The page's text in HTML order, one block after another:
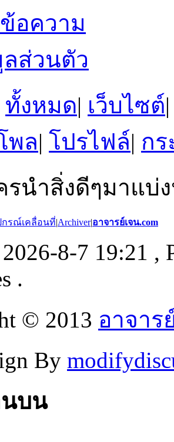
อความ
ส่วนตัว
ทั้งหมด| เว็บไซต์|
พล| โปรไฟล์| กร
รนำสิ่งดีๆมาแบ่
กรณ์เคลื่อนที่|Archiver|อาจารย์เจน.com
8-7 19:21 ,
.
© 2013 อาจาร
By
บน